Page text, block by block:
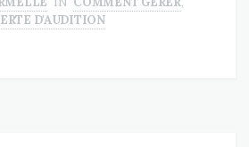
D'AUDITION